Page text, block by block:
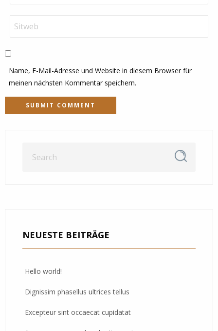
Name, E-Mail-Adresse und Website in diesem Browser für
meinen nächsten Kommentar speichern.
NEUESTE BEITRÄGE
Hello world!
Dignissim phasellus ultrices tellus
Excepteur sint occaecat cupidatat